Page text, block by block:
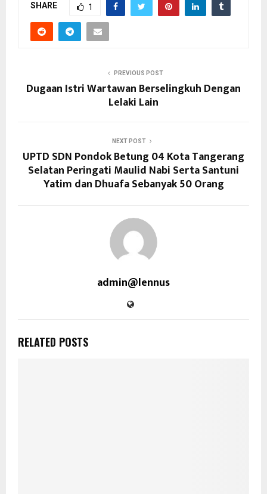
SHARE 1
PREVIOUS POST
Dugaan Istri Wartawan Berselingkuh Dengan
Lelaki Lain
NEXT POST
UPTD SDN Pondok Betung 04 Kota Tangerang
Selatan Peringati Maulid Nabi Serta Santuni
Yatim dan Dhuafa Sebanyak 50 Orang
admin@lennus
RELATED POSTS